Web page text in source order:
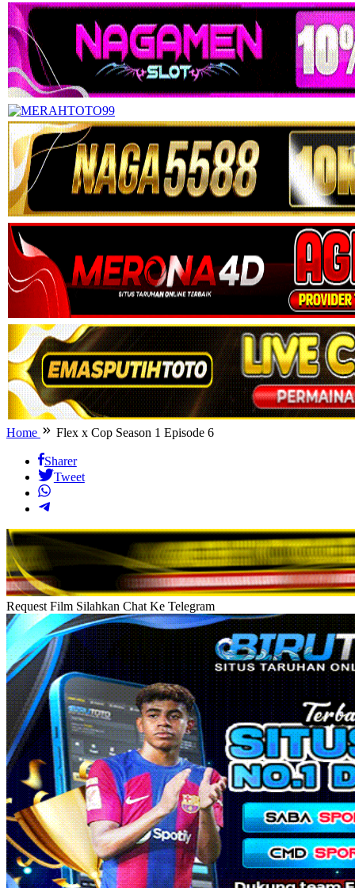
Home Flex x Cop Season 1 Episode 6
Sharer
Tweet
Request Film Silahkan Chat Ke Telegram